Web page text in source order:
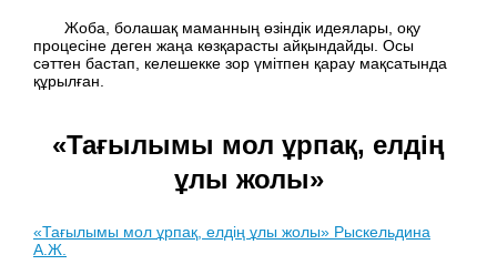
Жоба, болашақ маманның өзіндік идеялары, оқу
процесіне деген жаңа көзқарасты айқындайды. Осы
сәттен бастап, келешекке зор үмітпен қарау мақсатында
құрылған.
«Тағылымы мол ұрпақ, елдің
ұлы жолы»
«Тағылымы мол ұрпақ, елдің ұлы жолы» Рыскельдина
А.Ж.